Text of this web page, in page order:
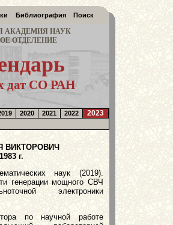
Библиография Поиск
АКАДЕМИЯ НАУК
ОТДЕЛЕНИЕ
дат СО РАН
2020 2021 2022 2023
ВИКТОРОВИЧ
г.
наук (2019).
генерации мощного СВЧ
электроники
по научной работе